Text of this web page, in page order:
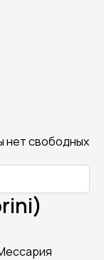
нет свободных